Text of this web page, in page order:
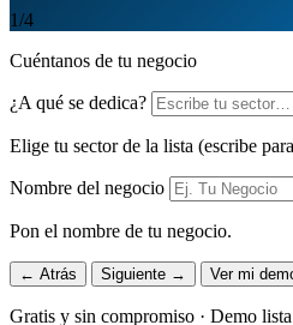
1/4
Cuéntanos de tu negocio
¿A qué se dedica?
Elige tu sector de la lista (escribe
Nombre del negocio
Pon el nombre de tu negocio.
← Atrás Siguiente → Ver mi
Gratis y sin compromiso · Demo